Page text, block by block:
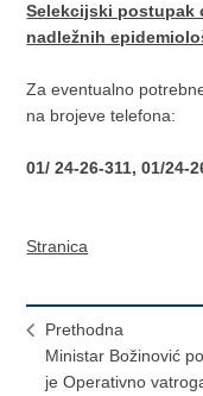
Selekcijski postupak
nadležnih
Za eventualno
na brojeve telefona:
01/ 24-26-311, 01/24-
Stranica
Prethodna
Ministar Božinović
je Operativno